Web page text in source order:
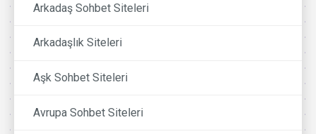
Arkadaş Sohbet Siteleri
Arkadaşlık Siteleri
Aşk Sohbet Siteleri
Avrupa Sohbet Siteleri